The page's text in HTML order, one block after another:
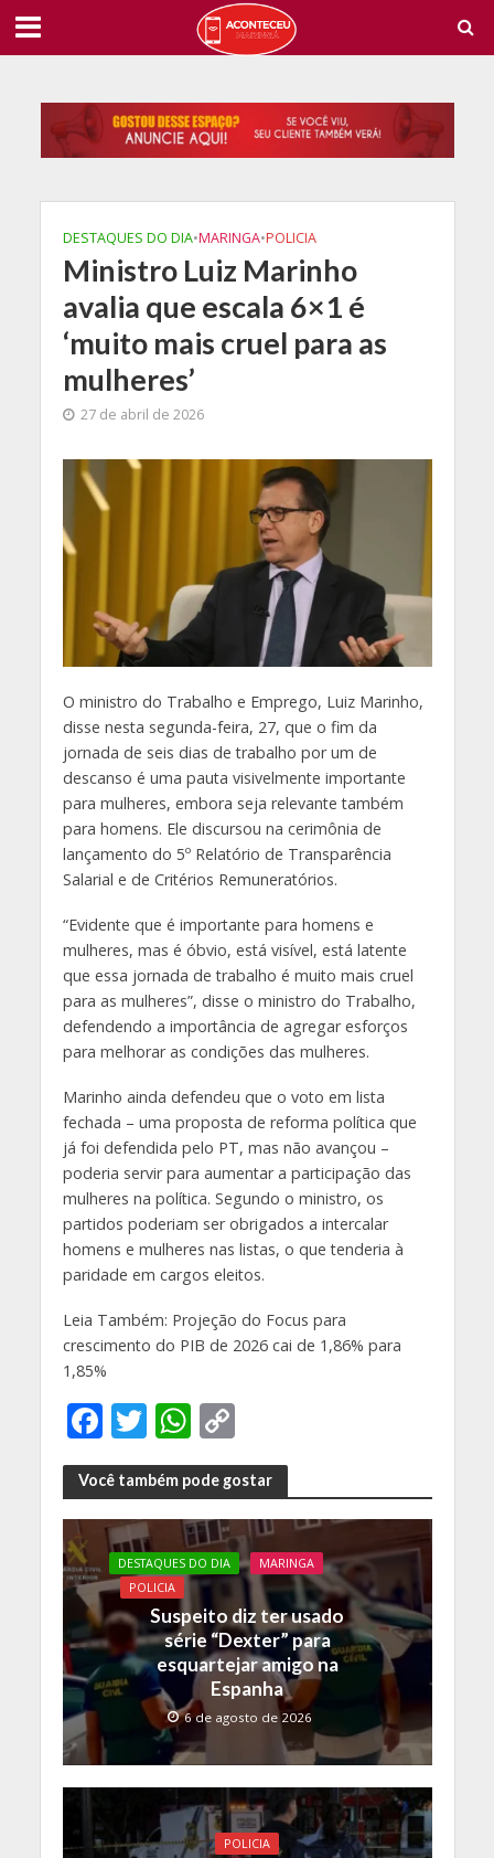
DESTAQUES DO DIA•MARINGA•POLICIA
Ministro Luiz Marinho
avalia que escala 6×1 é
‘muito mais cruel para as
mulheres’
27 de abril de 2026
O ministro do Trabalho e Emprego, Luiz Marinho,
disse nesta segunda-feira, 27, que o fim da
jornada de seis dias de trabalho por um de
descanso é uma pauta visivelmente importante
para mulheres, embora seja relevante também
para homens. Ele discursou na cerimônia de
lançamento do 5º Relatório de Transparência
Salarial e de Critérios Remuneratórios.
“Evidente que é importante para homens e
mulheres, mas é óbvio, está visível, está latente
que essa jornada de trabalho é muito mais cruel
para as mulheres”, disse o ministro do Trabalho,
defendendo a importância de agregar esforços
para melhorar as condições das mulheres.
Marinho ainda defendeu que o voto em lista
fechada – uma proposta de reforma política que
já foi defendida pelo PT, mas não avançou –
poderia servir para aumentar a participação das
mulheres na política. Segundo o ministro, os
partidos poderiam ser obrigados a intercalar
homens e mulheres nas listas, o que tenderia à
paridade em cargos eleitos.
Leia Também: Projeção do Focus para
crescimento do PIB de 2026 cai de 1,86% para
1,85%
F
ac
e
b
o
o
k
T
w
itt
er
W
h
at
s
A
p
p
C
o
p
y
Li
n
k
Você também pode gostar
DESTAQUES DO DIA
MARINGA
POLICIA
Suspeito diz ter usado
série “Dexter” para
esquartejar amigo na
Espanha
6 de agosto de 2026
POLICIA